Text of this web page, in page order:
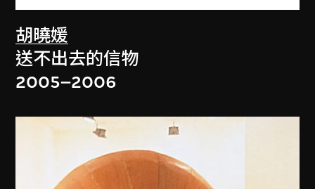
胡曉媛
送不出去的信物
2005–2006